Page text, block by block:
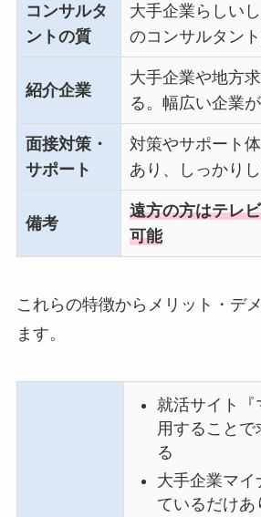
コンサルタ
ントの質
大手企業らしい
のコンサルタン
紹介企業
大手企業や地方
る。幅広い企業
面接対策・
サポート
対策やサポート
あり、しっかり
備考
遠方の方はテレ
可能
これらの特徴からメリット・デ
ます。
就活サイト『
用することで
る
大手企業マイ
ているだけあ